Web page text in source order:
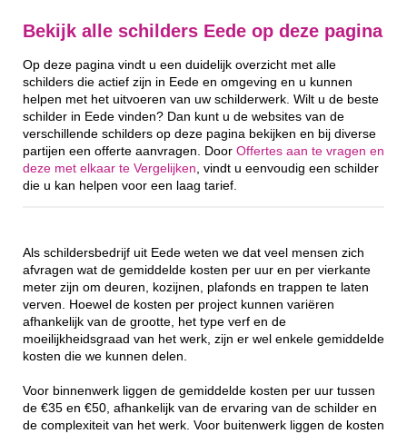
Bekijk alle schilders Eede op deze pagina
Op deze pagina vindt u een duidelijk overzicht met alle
schilders die actief zijn in Eede en omgeving en u kunnen
helpen met het uitvoeren van uw schilderwerk. Wilt u de beste
schilder in Eede vinden? Dan kunt u de websites van de
verschillende schilders op deze pagina bekijken en bij diverse
partijen een offerte aanvragen. Door Offertes aan te vragen en
deze met elkaar te Vergelijken , vindt u eenvoudig een schilder
die u kan helpen voor een laag tarief.
Als schildersbedrijf uit Eede weten we dat veel mensen zich
afvragen wat de gemiddelde kosten per uur en per vierkante
meter zijn om deuren, kozijnen, plafonds en trappen te laten
verven. Hoewel de kosten per project kunnen variëren
afhankelijk van de grootte, het type verf en de
moeilijkheidsgraad van het werk, zijn er wel enkele gemiddelde
kosten die we kunnen delen.
Voor binnenwerk liggen de gemiddelde kosten per uur tussen
de €35 en €50, afhankelijk van de ervaring van de schilder en
de complexiteit van het werk. Voor buitenwerk liggen de kosten